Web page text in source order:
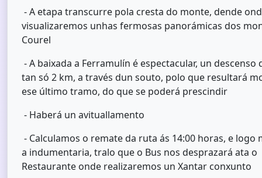
- A etapa transcurre pola cresta do monte, dende
visualizaremos unhas fermosas panorámicas dos
Courel
- A baixada a Ferramulín é espectacular, un descenso
tan só 2 km, a través dun souto, polo que resultará
ese último tramo, do que se poderá prescindir
- Haberá un avituallamento
- Calculamos o remate da ruta ás 14:00 horas, e logo
a indumentaria, tralo que o Bus nos desprazará ata o
Restaurante onde realizaremos un Xantar conxunto